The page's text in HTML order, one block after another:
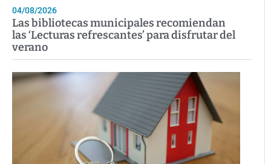
04/08/2026
Las bibliotecas municipales recomiendan
las ‘Lecturas refrescantes’ para disfrutar del
verano